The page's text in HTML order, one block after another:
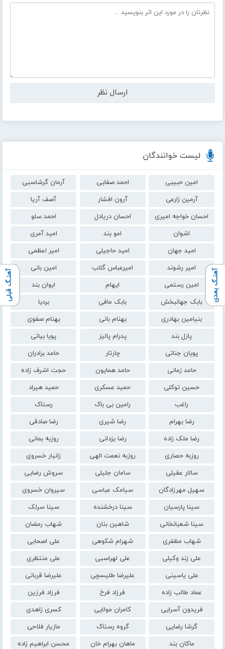
لیست خوانندگان
امین حبیبی احمد صفایی
آرمان گرشاسبی
آرمین زارعی
آرون افشار
آصف آریا
احسان خواجه امیری
احسان دریادل
احمد سلو
اشوان
امو بند
امید آمری
امید جهان
امید حاجیلی
امیر اعظمی
امیر رشوند
امیرعباس گلاب
امین بانی
امین رستمی
ایهام
ایوان بند
بابک جهانبخش
بابک مافی
بردیا
بنیامین بهادری
بهنام بانی
بهنام صفوی
پازل بند
پدرام پالیز
پویا بیاتی
پویان جناتی
چارتار
حامد برادران
حامد زمانی
حامد همایون
حجت اشرف زاده
حسین توکلی
حمید عسکری
حمید هیراد
راغب
رامین بی باک
رستاک
رضا بهرام
رضا شیری
رضا صادقی
رضا ملک زاده
رضا یزدانی
روزبه بمانی
روزبه حصاری
روزبه نعمت الهی
زانیار خسروی
سالار عقیلی
سامان جلیلی
سروش رضایی
سهیل مهرزادگان
سیامک عباسی
سیروان خسروی
سینا پارسیان
سینا درخشنده
سینا سرلک
سینا شعبانخانی
شاهین بنان
شهاب رمضان
شهاب مظفری
شهرام شکوهی
علی اصحابی
علی زند وکیلی
علی لهراسبی
علی منتظری
علی یاسینی
علیرضا طلیسچی
علیرضا قربانی
عماد طالب زاده
فرزاد فرخ
فرزاد فرزین
فریدون آسرایی
کامران مولایی
کسری زاهدی
گرشا رضایی
گروه رستاک
مازیار فلاحی
ماکان بند
ماهان بهرام خان
محسن ابراهیم زاده
آهنـگ بعدی آهنـگ قبلی